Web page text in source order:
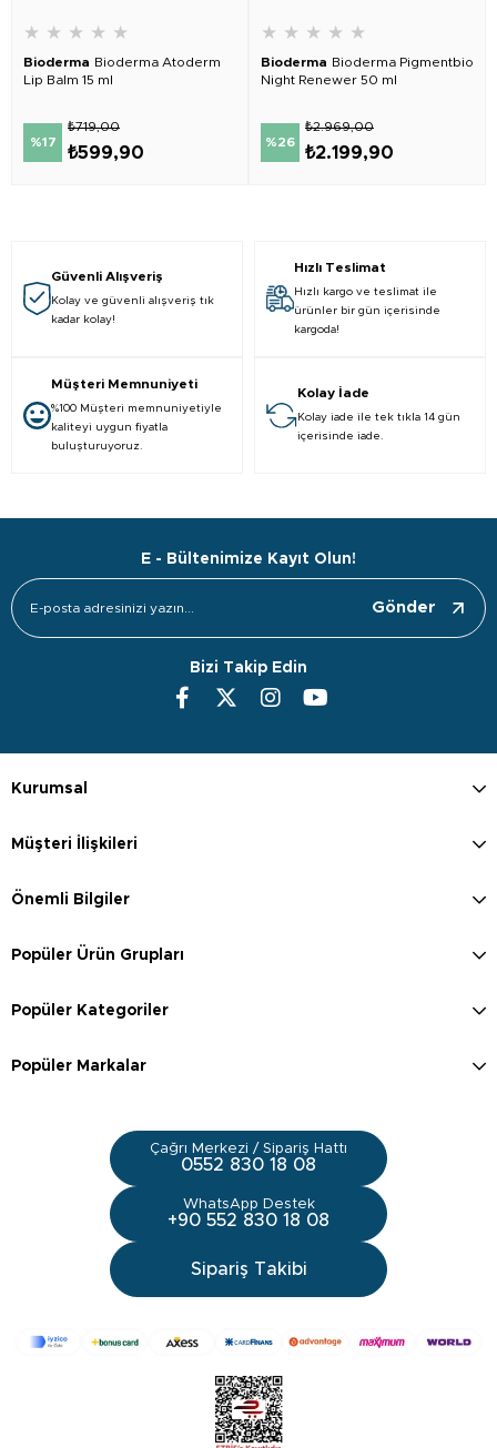
★ ★ ★ ★ ★
Bioderma Bioderma Atoderm
Lip Balm 15 ml
%17
₺599,90
₺719,00
★ ★ ★ ★ ★
Bioderma Bioderma Pigmentbio
Night Renewer 50 ml
%26
₺2.199,90
₺2.969,00
Güvenli Alışveriş
Kolay ve güvenli alışveriş tık
kadar kolay!
Hızlı Teslimat
Hızlı kargo ve teslimat ile
ürünler bir gün içerisinde
kargoda!
Müşteri Memnuniyeti
%100 Müşteri memnuniyetiyle
kaliteyi uygun fiyatla
buluşturuyoruz.
Kolay İade
Kolay iade ile tek tıkla 14 gün
içerisinde iade.
E - Bültenimize Kayıt Olun!
Gönder
Bizi Takip Edin
Kurumsal
Müşteri İlişkileri
Önemli Bilgiler
Popüler Ürün Grupları
Popüler Kategoriler
Popüler Markalar
Çağrı Merkezi / Sipariş Hattı
0552 830 18 08
WhatsApp Destek
+90 552 830 18 08
Sipariş Takibi